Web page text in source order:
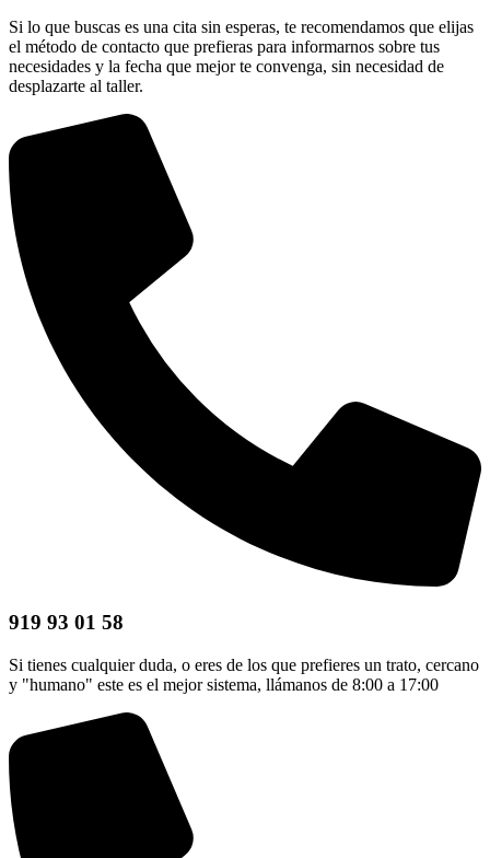
Si lo que buscas es una cita sin esperas, te recomendamos que elijas
el método de contacto que prefieras para informarnos sobre tus
necesidades y la fecha que mejor te convenga, sin necesidad de
desplazarte al taller.
919 93 01 58
Si tienes cualquier duda, o eres de los que prefieres un trato, cercano
y "humano" este es el mejor sistema, llámanos de 8:00 a 17:00